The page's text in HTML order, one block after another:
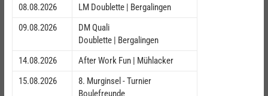
08.08.2026
LM Doublette | Bergalingen
09.08.2026
DM Quali
Doublette | Bergalingen
14.08.2026
After Work Fun | Mühlacker
15.08.2026
8. Murginsel - Turnier
Boulefreunde